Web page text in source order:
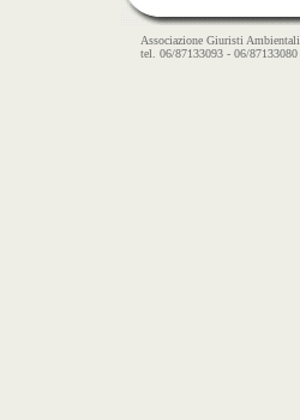
Associazione Giuristi Ambientali
tel. 06/87133093 - 06/87133080